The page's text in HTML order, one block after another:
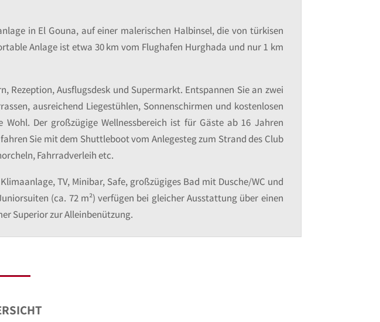
in El Gouna, auf einer malerischen Halbinsel, die von türkisen
Anlage ist etwa 30 km vom Flughafen Hurghada und nur 1 km
Rezeption, Ausflugsdesk und Supermarkt. Entspannen Sie an zwei
ausreichend Liegestühlen, Sonnenschirmen und kostenlosen
Der großzügige Wellnessbereich ist für Gäste ab 16 Jahren
Sie mit dem Shuttleboot vom Anlegesteg zum Strand des Club
Fahrradverleih etc.
TV, Minibar, Safe, großzügiges Bad mit Dusche/WC und
(ca. 72 m²) verfügen bei gleicher Ausstattung über einen
Superior zur Alleinbenützung.